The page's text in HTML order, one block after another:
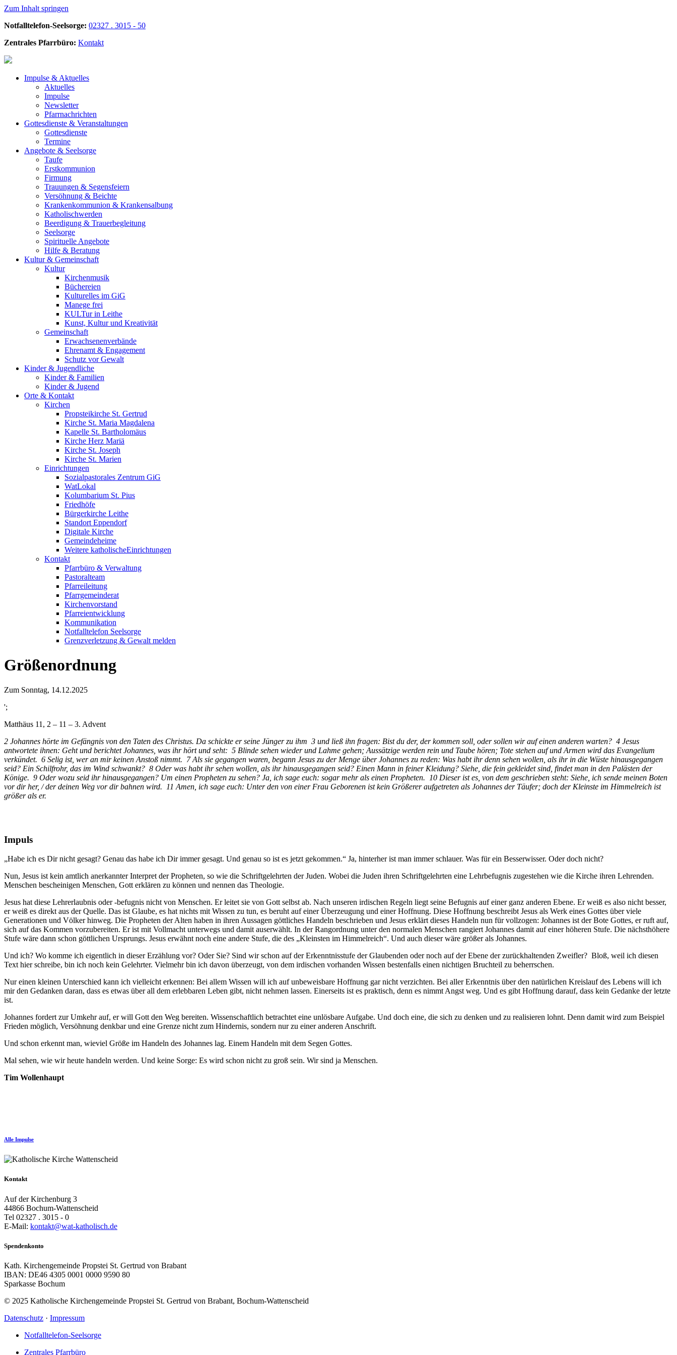
Zum Inhalt springen
Notfalltelefon-Seelsorge: 02327 . 3015 - 50
Zentrales Pfarrbüro: Kontakt
Impulse & Aktuelles
Aktuelles
Impulse
Newsletter
Pfarrnachrichten
Gottesdienste & Veranstaltungen
Gottesdienste
Termine
Angebote & Seelsorge
Taufe
Erstkommunion
Firmung
Trauungen & Segensfeiern
Versöhnung & Beichte
Krankenkommunion & Krankensalbung
Katholischwerden
Beerdigung & Trauerbegleitung
Seelsorge
Spirituelle Angebote
Hilfe & Beratung
Kultur & Gemeinschaft
Kultur
Kirchenmusik
Büchereien
Kulturelles im GiG
Manege frei
KULTur in Leithe
Kunst, Kultur und Kreativität
Gemeinschaft
Erwachsenenverbände
Ehrenamt & Engagement
Schutz vor Gewalt
Kinder & Jugendliche
Kinder & Familien
Kinder & Jugend
Orte & Kontakt
Kirchen
Propsteikirche St. Gertrud
Kirche St. Maria Magdalena
Kapelle St. Bartholomäus
Kirche Herz Mariä
Kirche St. Joseph
Kirche St. Marien
Einrichtungen
Sozialpastorales Zentrum GiG
WatLokal
Kolumbarium St. Pius
Friedhöfe
Bürgerkirche Leithe
Standort Eppendorf
Digitale Kirche
Gemeindeheime
Weitere katholische­­Einrichtungen
Kontakt
Pfarrbüro & Verwaltung
Pastoralteam
Pfarreileitung
Pfarrgemeinderat
Kirchenvorstand
Pfarreientwicklung
Kommunikation
Notfalltelefon Seelsorge
Grenzverletzung & Gewalt melden
Größenordnung
Zum Sonntag, 14.12.2025
';
Matthäus 11, 2 – 11 – 3. Advent
2 Johannes hörte im Gefängnis von den Taten des Christus. Da schickte er seine Jünger zu ihm 3 und ließ ihn fragen: Bist du der, der kommen soll, oder sollen wir auf einen anderen warten? 4 Jesus
antwortete ihnen: Geht und berichtet Johannes, was ihr hört und seht: 5 Blinde sehen wieder und Lahme gehen; Aussätzige werden rein und Taube hören; Tote stehen auf und Armen wird das Evangelium
verkündet. 6 Selig ist, wer an mir keinen Anstoß nimmt. 7 Als sie gegangen waren, begann Jesus zu der Menge über Johannes zu reden: Was habt ihr denn sehen wollen, als ihr in die Wüste hinausgegangen
seid? Ein Schilfrohr, das im Wind schwankt? 8 Oder was habt ihr sehen wollen, als ihr hinausgegangen seid? Einen Mann in feiner Kleidung? Siehe, die fein gekleidet sind, findet man in den Palästen der
Könige. 9 Oder wozu seid ihr hinausgegangen? Um einen Propheten zu sehen? Ja, ich sage euch: sogar mehr als einen Propheten. 10 Dieser ist es, von dem geschrieben steht: Siehe, ich sende meinen Boten
vor dir her, / der deinen Weg vor dir bahnen wird. 11 Amen, ich sage euch: Unter den von einer Frau Geborenen ist kein Größerer aufgetreten als Johannes der Täufer; doch der Kleinste im Himmelreich ist
größer als er.
Impuls
„Habe ich es Dir nicht gesagt? Genau das habe ich Dir immer gesagt. Und genau so ist es jetzt gekommen.“ Ja, hinterher ist man immer schlauer. Was für ein Besserwisser. Oder doch nicht?
Nun, Jesus ist kein amtlich anerkannter Interpret der Propheten, so wie die Schriftgelehrten der Juden. Wobei die Juden ihren Schriftgelehrten eine Lehrbefugnis zugestehen wie die Kirche ihren Lehrenden.
Menschen bescheinigen Menschen, Gott erklären zu können und nennen das Theologie.
Jesus hat diese Lehrerlaubnis oder -befugnis nicht von Menschen. Er leitet sie von Gott selbst ab. Nach unseren irdischen Regeln liegt seine Befugnis auf einer ganz anderen Ebene. Er weiß es also nicht besser,
er weiß es direkt aus der Quelle. Das ist Glaube, es hat nichts mit Wissen zu tun, es beruht auf einer Überzeugung und einer Hoffnung. Diese Hoffnung beschreibt Jesus als Werk eines Gottes über viele
Generationen und Völker hinweg. Die Propheten der Alten haben in ihren Aussagen göttliches Handeln beschrieben und Jesus erklärt dieses Handeln nun für vollzogen: Johannes ist der Bote Gottes, er ruft auf,
sich auf das Kommen vorzubereiten. Er ist mit Vollmacht unterwegs und damit auserwählt. In der Rangordnung unter den normalen Menschen rangiert Johannes damit auf einer höheren Stufe. Die nächsthöhere
Stufe wäre dann schon göttlichen Ursprungs. Jesus erwähnt noch eine andere Stufe, die des „Kleinsten im Himmelreich“. Und auch dieser wäre größer als Johannes.
Und ich? Wo komme ich eigentlich in dieser Erzählung vor? Oder Sie? Sind wir schon auf der Erkenntnisstufe der Glaubenden oder noch auf der Ebene der zurückhaltenden Zweifler? Bloß, weil ich diesen
Text hier schreibe, bin ich noch kein Gelehrter. Vielmehr bin ich davon überzeugt, von dem irdischen vorhanden Wissen bestenfalls einen nichtigen Bruchteil zu beherrschen.
Nur einen kleinen Unterschied kann ich vielleicht erkennen: Bei allem Wissen will ich auf unbeweisbare Hoffnung gar nicht verzichten. Bei aller Erkenntnis über den natürlichen Kreislauf des Lebens will ich
mir den Gedanken daran, dass es etwas über all dem erlebbaren Leben gibt, nicht nehmen lassen. Einerseits ist es praktisch, denn es nimmt Angst weg. Und es gibt Hoffnung darauf, dass kein Gedanke der letzte
ist.
Johannes fordert zur Umkehr auf, er will Gott den Weg bereiten. Wissenschaftlich betrachtet eine unlösbare Aufgabe. Und doch eine, die sich zu denken und zu realisieren lohnt. Denn damit wird zum Beispiel
Frieden möglich, Versöhnung denkbar und eine Grenze nicht zum Hindernis, sondern nur zu einer anderen Anschrift.
Und schon erkennt man, wieviel Größe im Handeln des Johannes lag. Einem Handeln mit dem Segen Gottes.
Mal sehen, wie wir heute handeln werden. Und keine Sorge: Es wird schon nicht zu groß sein. Wir sind ja Menschen.
Tim Wollenhaupt
Alle Impulse
Kontakt
Auf der Kirchenburg 3
44866 Bochum-Wattenscheid
Tel 02327 . 3015 - 0
E-Mail: kontakt@wat-katholisch.de
Spendenkonto
Kath. Kirchengemeinde Propstei St. Gertrud von Brabant
IBAN: DE46 4305 0001 0000 9590 80
Sparkasse Bochum
© 2025 Katholische Kirchengemeinde Propstei St. Gertrud von Brabant, Bochum-Wattenscheid
Datenschutz · Impressum
Notfalltelefon-Seelsorge
Zentrales Pfarrbüro